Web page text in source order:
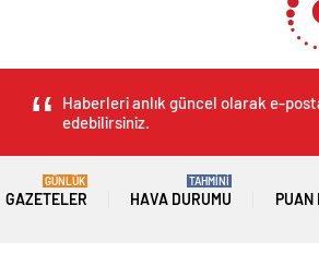
Haberleri anlık güncel olarak e-
edebilirsiniz.
GAZETELER
GÜNLÜK
HAVA DURUMU
TAHMİNİ
PUAN